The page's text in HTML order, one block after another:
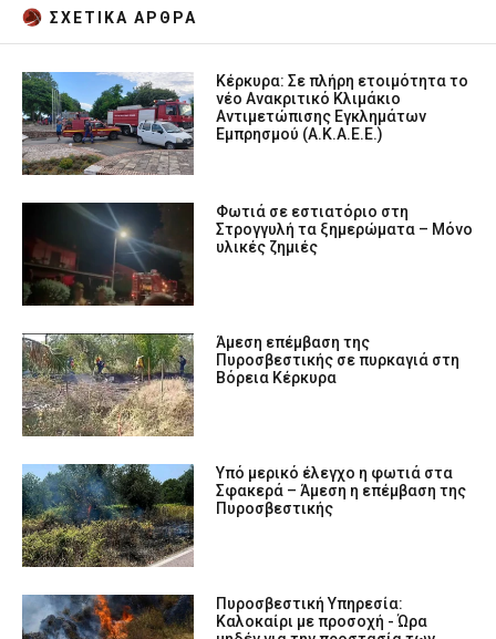
ΣΧΕΤΙΚA AΡΘΡΑ
Κέρκυρα: Σε πλήρη ετοιμότητα το
νέο Ανακριτικό Κλιμάκιο
Αντιμετώπισης Εγκλημάτων
Εμπρησμού (Α.Κ.Α.Ε.Ε.)
Φωτιά σε εστιατόριο στη
Στρογγυλή τα ξημερώματα – Μόνο
υλικές ζημιές
Άμεση επέμβαση της
Πυροσβεστικής σε πυρκαγιά στη
Βόρεια Κέρκυρα
Υπό μερικό έλεγχο η φωτιά στα
Σφακερά – Άμεση η επέμβαση της
Πυροσβεστικής
Πυροσβεστική Υπηρεσία:
Καλοκαίρι με προσοχή - Ώρα